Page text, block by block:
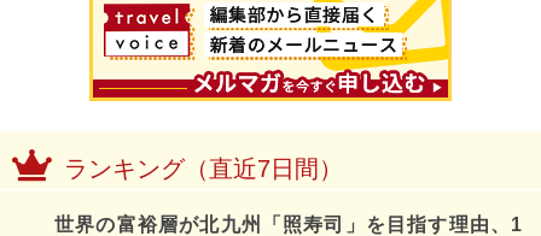
ランキング（直近7日間）
世界の富裕層が北九州「照寿司」を目指す理由、1